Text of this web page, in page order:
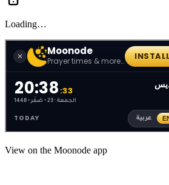
Loading…
View on the Moonode app